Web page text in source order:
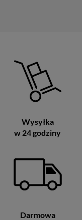
Wysyłka
w 24 godziny
Darmowa